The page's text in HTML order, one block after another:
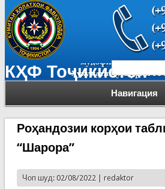
КҲФ Тоҷикистон
Навигация
Форма
Роҳандозии корҳои
“Шарора”
Чоп шуд: 02/08/2022 | redaktor